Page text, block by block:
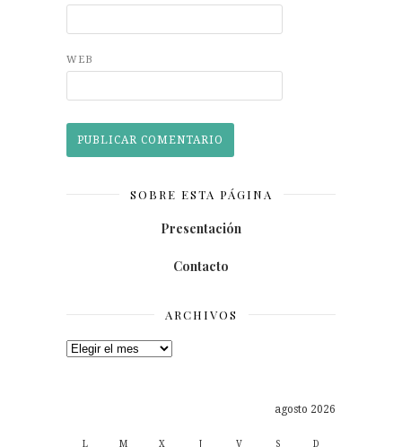
WEB
SOBRE ESTA PÁGINA
Presentación
Contacto
ARCHIVOS
Archivos
agosto 2026
L M X J V S D